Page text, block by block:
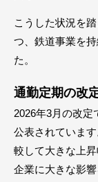
こうした状況を
つ、鉄道事業を
た。
通勤定期の改
2026年3月の改定
公表されていま
較して大きな上
企業に大きな影